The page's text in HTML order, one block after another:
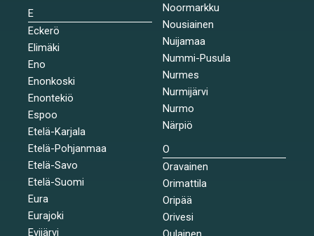
E
Eckerö
Elimäki
Eno
Enonkoski
Enontekiö
Espoo
Etelä-Karjala
Etelä-Pohjanmaa
Etelä-Savo
Etelä-Suomi
Eura
Eurajoki
Evijärvi
Noormarkku
Nousiainen
Nuijamaa
Nummi-Pusula
Nurmes
Nurmijärvi
Nurmo
Närpiö
O
Oravainen
Orimattila
Oripää
Orivesi